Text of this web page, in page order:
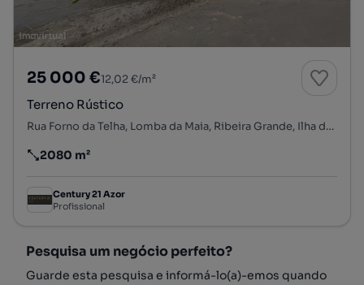
25 000 €12,02 €/m²
Terreno Rústico
Rua Forno da Telha, Lomba da Maia, Ribeira Grande, Ilha de São Miguel
Preço por metro quadrado
2080 m²
Century 21 Azor
Profissional
Pesquisa um negócio perfeito?
Guarde esta pesquisa e informá-lo(a)-emos quando